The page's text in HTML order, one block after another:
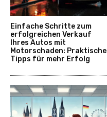
Einfache Schritte zum
erfolgreichen Verkauf
Ihres Autos mit
Motorschaden: Praktische
Tipps für mehr Erfolg